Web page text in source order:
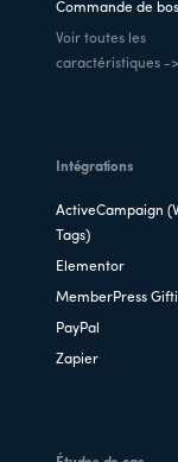
Commande de
Voir toutes les
caractéristiques ->
Intégrations
ActiveCampaign
Tags)
Elementor
MemberPress
PayPal
Zapier